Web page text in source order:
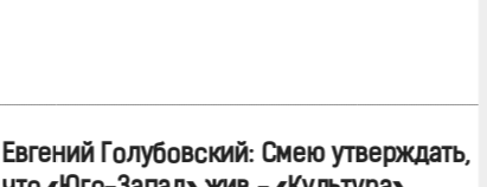
Евгений Голубовский: Смею утверждать,